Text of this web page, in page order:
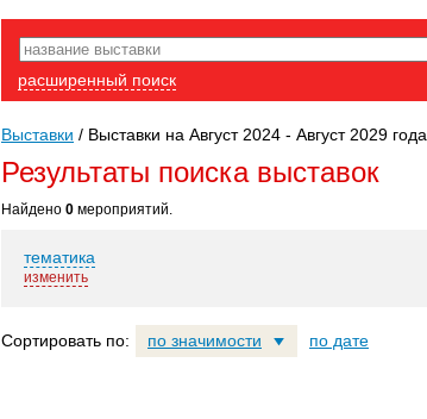
расширенный поиск
Выставки / Выставки на Август 2024 - Август 2029 года
Результаты поиска выставок
Найдено 0 мероприятий.
тематика
изменить
Сортировать по: по значимости по дате